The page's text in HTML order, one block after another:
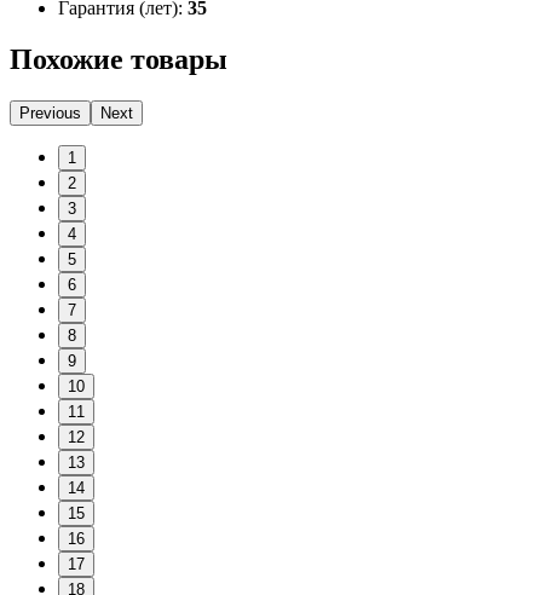
Гарантия (лет): 35
Похожие товары
Previous Next
1
2
3
4
5
6
7
8
9
10
11
12
13
14
15
16
17
18